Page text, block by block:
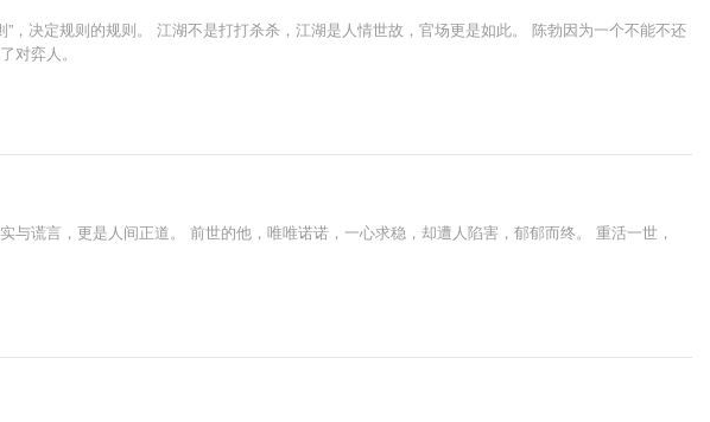
决定规则的规则。 江湖不是打打杀杀，江湖是人情世故，官场更是如此。 陈勃因为一个不能不还
对弈人。
谎言，更是人间正道。 前世的他，唯唯诺诺，一心求稳，却遭人陷害，郁郁而终。 重活一世，